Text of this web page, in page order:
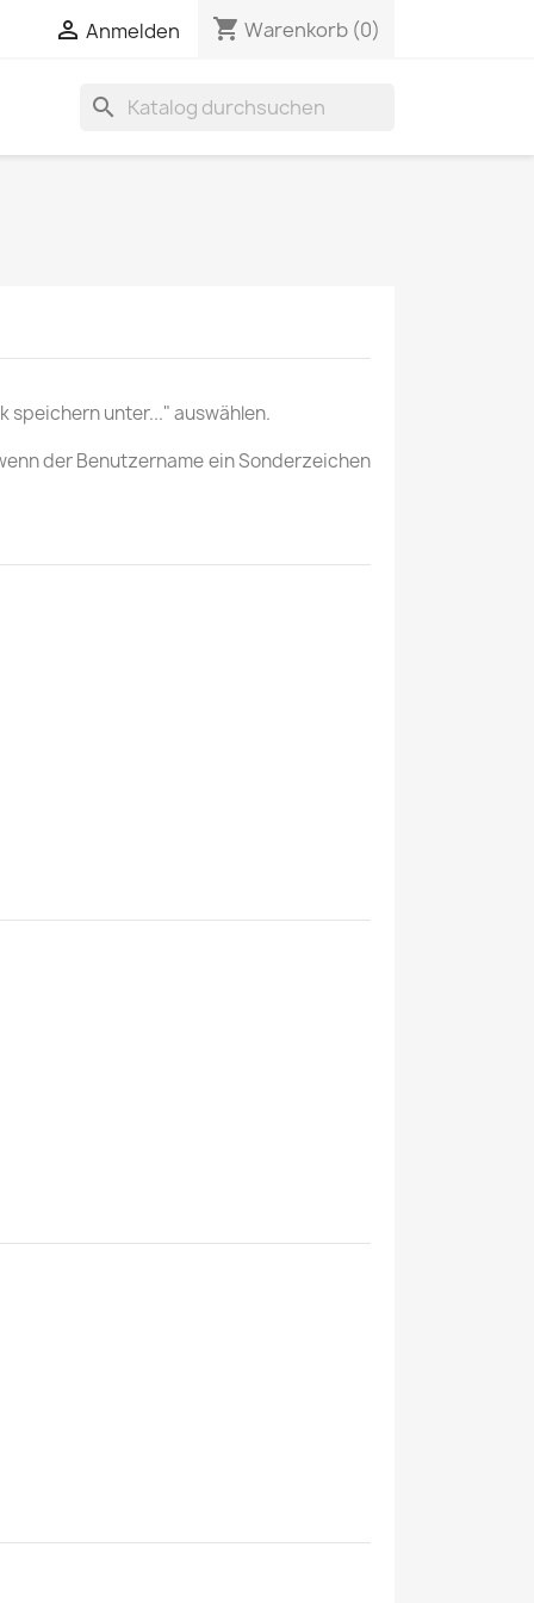
 Anmelden shopping_cart Warenkorb (0)
search
speichern unter..." auswählen.
der Benutzername ein Sonderzeichen